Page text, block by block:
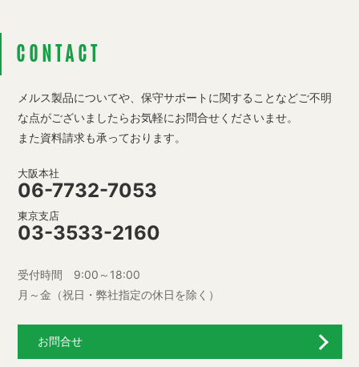
CONTACT
メルス製品についてや、保守サポートに関することなどご不明
な点がございましたらお気軽にお問合せくださいませ。
また資料請求も承っております。
大阪本社
06-7732-7053
東京支店
03-3533-2160
受付時間 9:00～18:00
月～金（祝日・弊社指定の休日を除く）
お問合せ